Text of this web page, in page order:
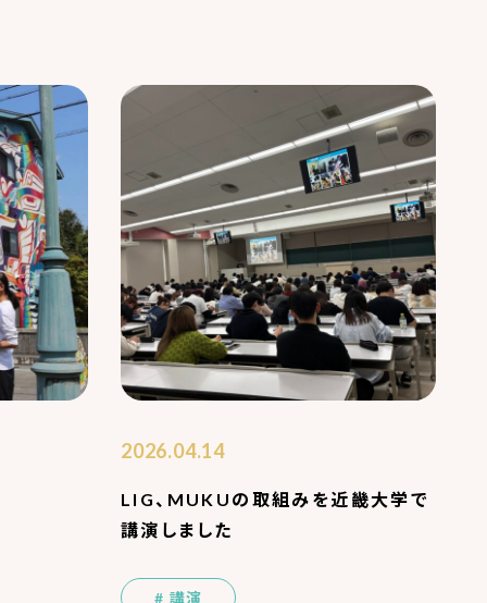
2026.04.14
LIG、MUKUの取組みを近畿大学で
講演しました
講演